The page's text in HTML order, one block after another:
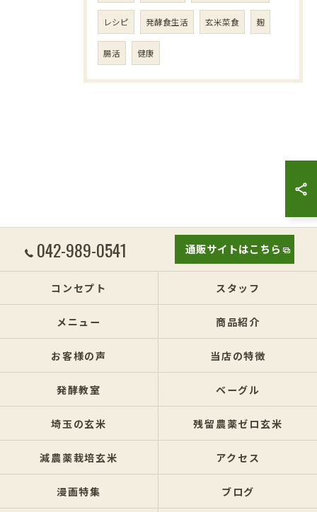
レシピ 発酵食生活 玄米菜食 麹
腸活 健康
042-989-0541 通販サイトはこちら
コンセプト スタッフ
メニュー 商品紹介
お客様の声 当店の特徴
発酵教室 ベーグル
埼玉の玄米 残留農薬ゼロ玄米
減農薬栽培玄米 アクセス
漫画特集 ブログ